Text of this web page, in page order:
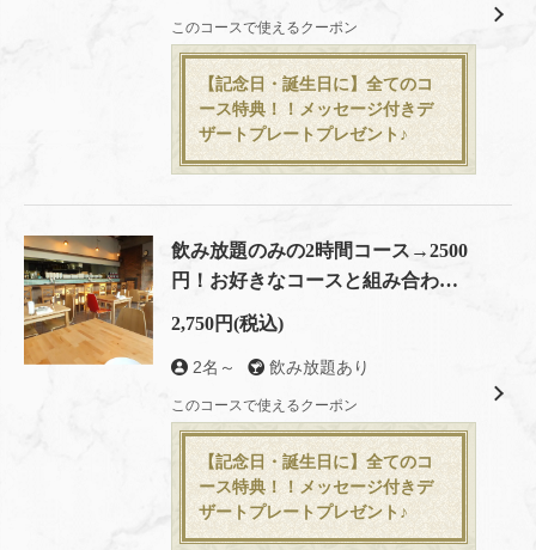
このコースで使えるクーポン
【記念日・誕生日に】全てのコ
ース特典！！メッセージ付きデ
ザートプレートプレゼント♪
飲み放題のみの2時間コース→2500
円！お好きなコースと組み合わせ
てもOK★
2,750円(税込)
2名～ 飲み放題あり
このコースで使えるクーポン
【記念日・誕生日に】全てのコ
ース特典！！メッセージ付きデ
ザートプレートプレゼント♪